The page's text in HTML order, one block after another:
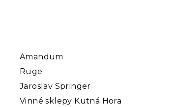
Amandum
Ruge
Jaroslav Springer
Vinné sklepy Kutná Hora